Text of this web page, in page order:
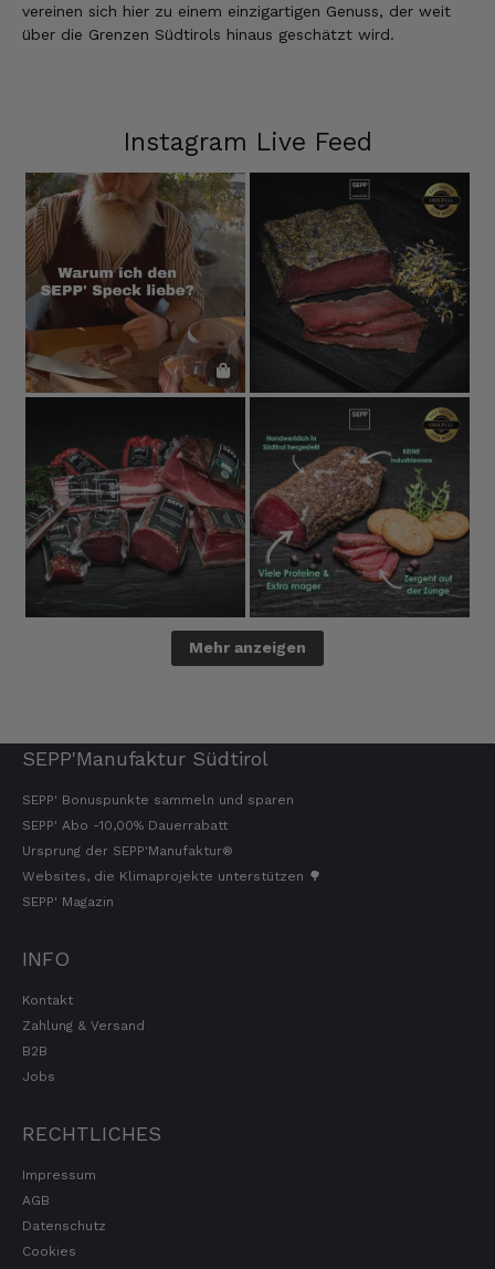
vereinen sich hier zu einem einzigartigen Genuss, der weit
über die Grenzen Südtirols hinaus geschätzt wird.
Instagram Live Feed
Mehr anzeigen
SEPP'Manufaktur Südtirol
SEPP' Bonuspunkte sammeln und sparen
SEPP' Abo -10,00% Dauerrabatt
Ursprung der SEPP'Manufaktur®
Websites, die Klimaprojekte unterstützen 🌳
SEPP' Magazin
INFO
Kontakt
Zahlung & Versand
B2B
Jobs
RECHTLICHES
Impressum
AGB
Datenschutz
Cookies